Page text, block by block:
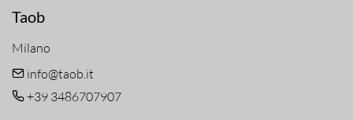
Taob
Milano
info@taob.it
+39 3486707907